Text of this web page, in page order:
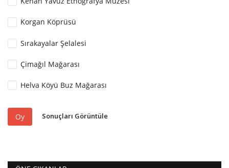
Korgan Köprüsü
Sırakayalar Şelalesi
Çimağıl Mağarası
Helva Köyü Buz Mağarası
Oy Sonuçları Görüntüle